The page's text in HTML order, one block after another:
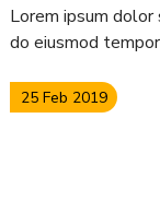
Lorem ipsum
do eiusmod
25 Feb 2019